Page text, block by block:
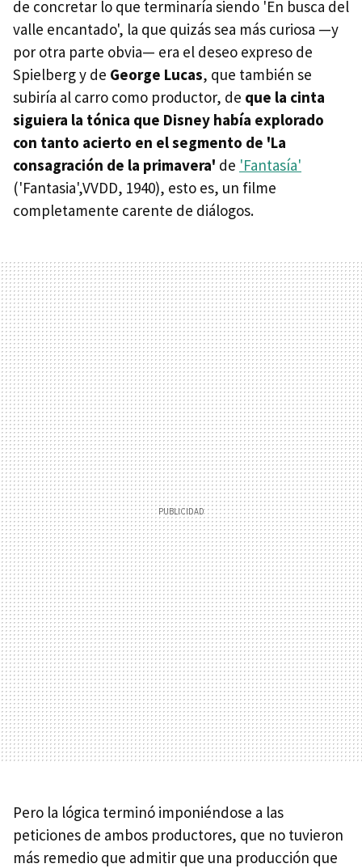
de concretar lo que terminaría siendo 'En busca del
valle encantado', la que quizás sea más curiosa —y
por otra parte obvia— era el deseo expreso de
Spielberg y de George Lucas, que también se
subiría al carro como productor, de que la cinta
siguiera la tónica que Disney había explorado
con tanto acierto en el segmento de 'La
consagración de la primavera' de 'Fantasía'
('Fantasia',VVDD, 1940), esto es, un filme
completamente carente de diálogos.
Pero la lógica terminó imponiéndose a las
peticiones de ambos productores, que no tuvieron
más remedio que admitir que una producción que